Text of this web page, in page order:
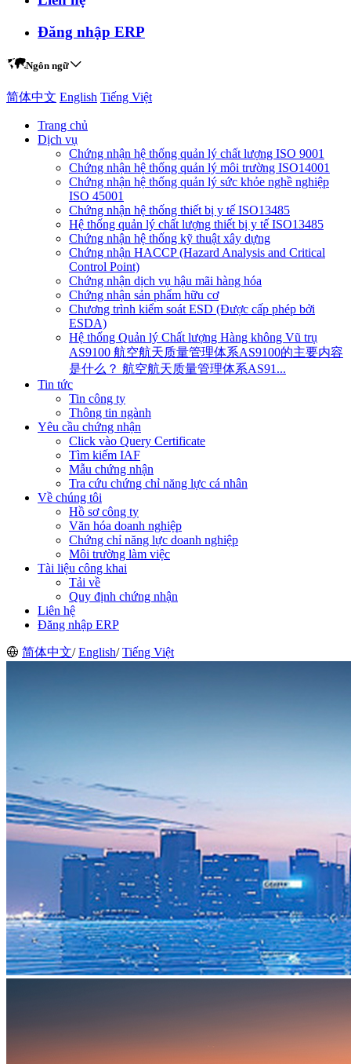
Đăng nhập ERP
Ngôn ngữ
简体中文 English Tiếng Việt
Trang chủ
Dịch vụ
Chứng nhận hệ thống quản lý chất lượng ISO 9001
Chứng nhận hệ thống quản lý môi trường ISO14001
Chứng nhận hệ thống quản lý sức khỏe nghề nghiệp
ISO 45001
Chứng nhận hệ thống thiết bị y tế ISO13485
Hệ thống quản lý chất lượng thiết bị y tế ISO13485
Chứng nhận hệ thống kỹ thuật xây dựng
Chứng nhận HACCP (Hazard Analysis and Critical
Control Point)
Chứng nhận dịch vụ hậu mãi hàng hóa
Chứng nhận sản phẩm hữu cơ
Chương trình kiểm soát ESD (Được cấp phép bởi
ESDA)
Hệ thống Quản lý Chất lượng Hàng không Vũ trụ
AS9100 航空航天质量管理体系AS9100的主要内容
是什么？ 航空航天质量管理体系AS91...
Tin tức
Tin công ty
Thông tin ngành
Yêu cầu chứng nhận
Click vào Query Certificate
Tìm kiếm IAF
Mẫu chứng nhận
Tra cứu chứng chỉ năng lực cá nhân
Về chúng tôi
Hồ sơ công ty
Văn hóa doanh nghiệp
Chứng chỉ năng lực doanh nghiệp
Môi trường làm việc
Tài liệu công khai
Tải về
Quy định chứng nhận
Liên hệ
Đăng nhập ERP
简体中文/English/Tiếng Việt